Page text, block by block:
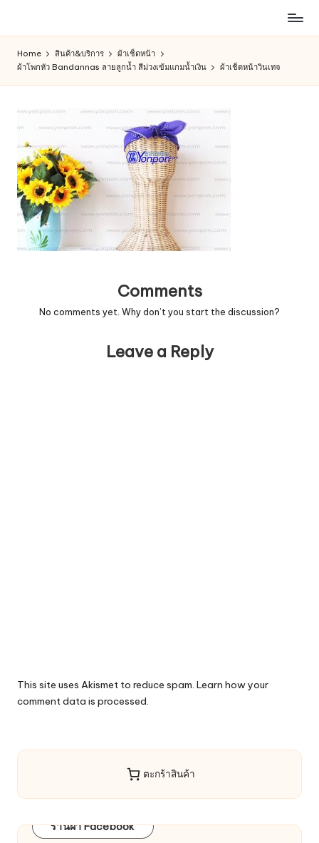
content
สินค้า
คน
รัก
การ
ช็อป
Home สินค้า&บริการ
ผ้าเช็ดหน้า
ผ้าโพกหัว Bandannas ลายลูกน้ำ สีม่วงเข้มแกมน้ำเงิน
ผ้าเช็ดหน้าวินเทจ
Comments
No comments yet. Why don’t you start the discussion?
Leave a Reply
This site uses Akismet to reduce spam. Learn how your
comment data is processed.
ตะกร้าสินค้า
ร้านผ้า Facebook